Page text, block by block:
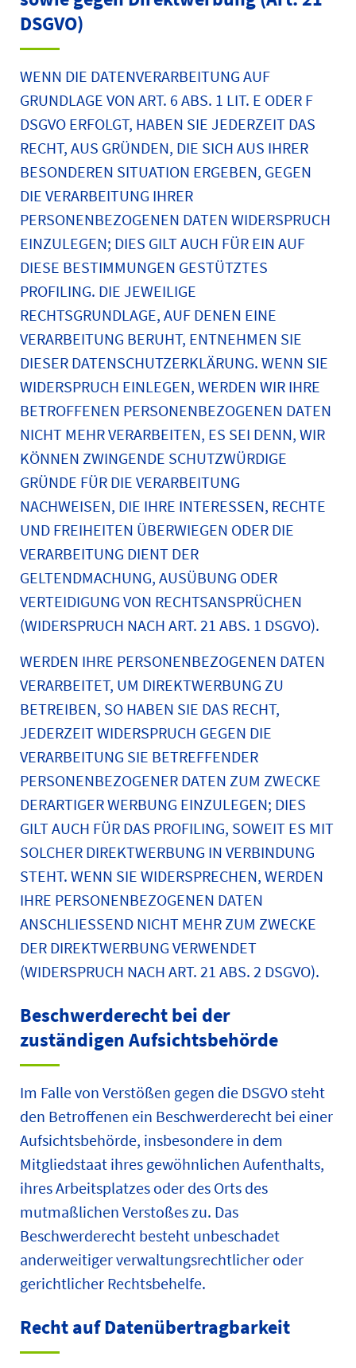
DSGVO)
WENN DIE DATENVERARBEITUNG AUF
GRUNDLAGE VON ART. 6 ABS. 1 LIT. E ODER F
DSGVO ERFOLGT, HABEN SIE JEDERZEIT DAS
RECHT, AUS GRÜNDEN, DIE SICH AUS IHRER
BESONDEREN SITUATION ERGEBEN, GEGEN
DIE VERARBEITUNG IHRER
PERSONENBEZOGENEN DATEN WIDERSPRUCH
EINZULEGEN; DIES GILT AUCH FÜR EIN AUF
DIESE BESTIMMUNGEN GESTÜTZTES
PROFILING. DIE JEWEILIGE
RECHTSGRUNDLAGE, AUF DENEN EINE
VERARBEITUNG BERUHT, ENTNEHMEN SIE
DIESER DATENSCHUTZERKLÄRUNG. WENN SIE
WIDERSPRUCH EINLEGEN, WERDEN WIR IHRE
BETROFFENEN PERSONENBEZOGENEN DATEN
NICHT MEHR VERARBEITEN, ES SEI DENN, WIR
KÖNNEN ZWINGENDE SCHUTZWÜRDIGE
GRÜNDE FÜR DIE VERARBEITUNG
NACHWEISEN, DIE IHRE INTERESSEN, RECHTE
UND FREIHEITEN ÜBERWIEGEN ODER DIE
VERARBEITUNG DIENT DER
GELTENDMACHUNG, AUSÜBUNG ODER
VERTEIDIGUNG VON RECHTSANSPRÜCHEN
(WIDERSPRUCH NACH ART. 21 ABS. 1 DSGVO).
WERDEN IHRE PERSONENBEZOGENEN DATEN
VERARBEITET, UM DIREKTWERBUNG ZU
BETREIBEN, SO HABEN SIE DAS RECHT,
JEDERZEIT WIDERSPRUCH GEGEN DIE
VERARBEITUNG SIE BETREFFENDER
PERSONENBEZOGENER DATEN ZUM ZWECKE
DERARTIGER WERBUNG EINZULEGEN; DIES
GILT AUCH FÜR DAS PROFILING, SOWEIT ES MIT
SOLCHER DIREKTWERBUNG IN VERBINDUNG
STEHT. WENN SIE WIDERSPRECHEN, WERDEN
IHRE PERSONENBEZOGENEN DATEN
ANSCHLIESSEND NICHT MEHR ZUM ZWECKE
DER DIREKTWERBUNG VERWENDET
(WIDERSPRUCH NACH ART. 21 ABS. 2 DSGVO).
Beschwerde­recht bei der
zuständigen Aufsichts­behörde
Im Falle von Verstößen gegen die DSGVO steht
den Betroffenen ein Beschwerderecht bei einer
Aufsichtsbehörde, insbesondere in dem
Mitgliedstaat ihres gewöhnlichen Aufenthalts,
ihres Arbeitsplatzes oder des Orts des
mutmaßlichen Verstoßes zu. Das
Beschwerderecht besteht unbeschadet
anderweitiger verwaltungsrechtlicher oder
gerichtlicher Rechtsbehelfe.
Recht auf Daten­übertrag­barkeit